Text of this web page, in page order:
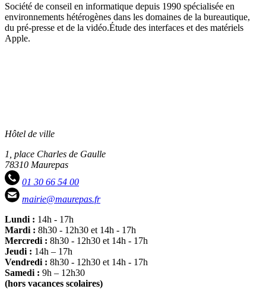
Société de conseil en informatique depuis 1990 spécialisée en
environnements hétérogènes dans les domaines de la bureautique,
du pré-presse et de la vidéo.Étude des interfaces et des matériels
Apple.
Hôtel de ville
1, place Charles de Gaulle
78310 Maurepas
01 30 66 54 00
mairie@maurepas.fr
Lundi : 14h - 17h
Mardi : 8h30 - 12h30 et 14h - 17h
Mercredi : 8h30 - 12h30 et 14h - 17h
Jeudi : 14h – 17h
Vendredi : 8h30 - 12h30 et 14h - 17h
Samedi : 9h – 12h30
(hors vacances scolaires)